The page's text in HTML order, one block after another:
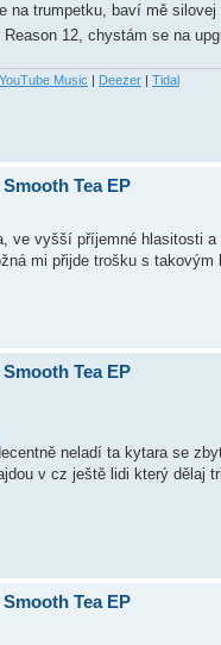
na trumpetku, baví mě
12, chystám se na
YouTube Music | Deezer | Tidal
Tea EP
ve vyšší příjemné hlasitosti
mi přijde trošku s
Tea EP
neladí ta kytara se
v cz ještě lidi který dělaj
Tea EP